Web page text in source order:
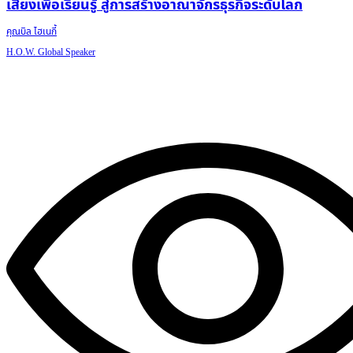
เสี่ยงเพื่อเรียนรู้ สู่การสร้างอาณาจักรธุรกิจระดับโลก
คุณบิล ไฮเนกี้
H.O.W. Global Speaker